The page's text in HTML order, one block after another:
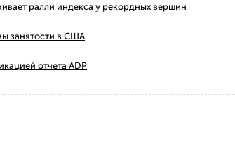
ралли индекса у рекордных вершин
занятости в США
отчета ADP